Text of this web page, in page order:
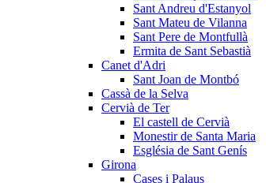
Sant Andreu d'Estanyol
Sant Mateu de Vilanna
Sant Pere de Montfullà
Ermita de Sant Sebastià
Canet d'Adri
Sant Joan de Montbó
Cassà de la Selva
Cervià de Ter
El castell de Cervià
Monestir de Santa Maria
Església de Sant Genís
Girona
Cases i Palaus